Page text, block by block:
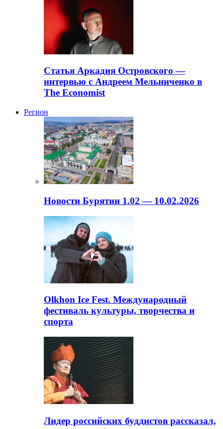
Статья Аркадия Островского —
интервью с Андреем Мельниченко в
The Economist
Регион
Новости Бурятии 1.02 — 10.02.2026
Olkhon Ice Fest. Международный
фестиваль культуры, творчества и
спорта
Лидер российских буддистов рассказал,